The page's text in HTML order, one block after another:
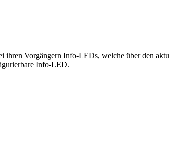
Vorgängern Info-LEDs, welche über den
Info-LED.